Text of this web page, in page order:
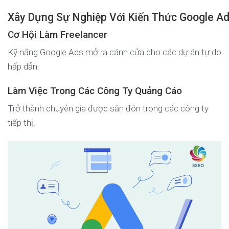
Xây Dựng Sự Nghiệp Với Kiến Thức Google
Cơ Hội Làm Freelancer
Kỹ năng Google Ads mở ra cánh cửa cho các dự án tự do
hấp dẫn.
Làm Việc Trong Các Công Ty Quảng Cáo
Trở thành chuyên gia được săn đón trong các công ty
tiếp thị.